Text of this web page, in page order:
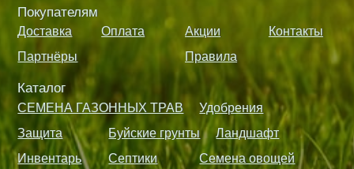
Покупателям
Доставка Оплата Акции
Контакты
Партнёры
Правила
Каталог
СЕМЕНА ГАЗОННЫХ ТРАВ
Удобрения
Защита
Буйские грунты
Ландшафт
Инвентарь
Септики
Семена овощей